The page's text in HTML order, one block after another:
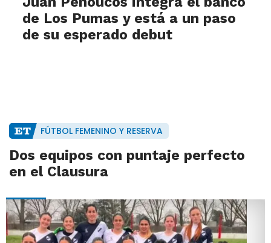
de Los Pumas y está a un paso
de su esperado debut
FÚTBOL FEMENINO Y RESERVA
Dos equipos con puntaje perfecto
en el Clausura